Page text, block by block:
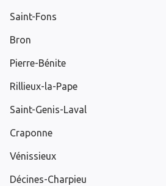
Saint-Fons
Bron
Pierre-Bénite
Rillieux-la-Pape
Saint-Genis-Laval
Craponne
Vénissieux
Décines-Charpieu